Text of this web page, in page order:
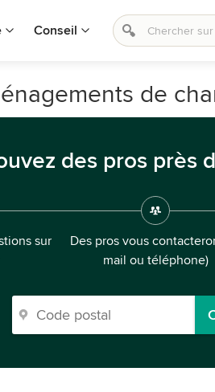
Conseil
de
des pros près
sur
Des pros vous
mail ou téléphone)